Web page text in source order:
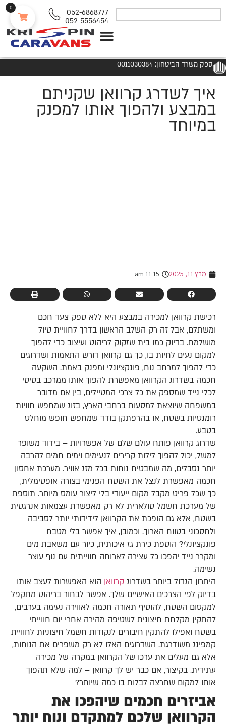
052-6868777
052-5556454
ספק משרד הביטחון: 0011030384
איך לשדרג קרוואן שקניתם
במבצע ולהפוך אותו למפנק
במיוחד
מרץ 11, 2025 11:15 am
רכישת קרוואן למכירה במבצע היא ללא ספק צעד חכם
ומשתלם, אבל זה רק השלב הראשון בדרך לחוויית טיול
מושלמת. בדיוק כמו בית שזקוק לריהוט ועיצוב כדי להפוך
למקום נעים לחיות בו, כך גם קרוואן דורש התאמות ושדרוגים
כדי להפוך למרחב נוח, פונקציונלי ומפנק באמת. השקעה
חכמה בשדרוג הקרוואן מאפשרת להפוך אותו ממרכב בסיסי
לכלי נייד שמספק את כל צרכי המטיילים, בין אם מדובר
במשפחה שיוצאת למסעות ברחבי הארץ, בזוג שמחפש חוויות
רומנטיות בשטח, או בהרפתקן בודד שמחפש חופש מוחלט
בטבע.
שדרוג קרוואן פותח עולם שלם של אפשרויות – בידוד משופר
למשל, יכול להפוך לילות קרירים לנעימים וימים חמים להרבה
יותר נסבלים, מה שמבטיח נוחות בכל מזג אוויר. מערכת אחסון
חכמה מאפשרת לנצל את השטח הפנימי בצורה אופטימלית,
כך שכל פריט מקבל מקום ייעודי בלי ליצור עומס מיותר. תוספת
של מערכת חשמל סולארית לא רק מאפשרת עצמאות אנרגטית
בשטח, אלא גם הופכת את הקרוואן לידידותי יותר לסביבה
ולחסכוני בטווח הארוך. וכמובן, איך אפשר בלי מטבח
פונקציונלי? הוספת כירת גז איכותית, כיור עם משאבת מים
ומקרר נייד יהפכו כל עצירה לארוחה חווייתית עם נוף עוצר
נשימה.
היתרון הגדול ביותר בשדרוג קרוואן הוא האפשרות לעצב אותו
בדיוק לפי הצרכים האישיים שלך. אפשר לבחור בריהוט מתקפל
למקסום השטח, להוסיף תאורה חכמה לאווירה נעימה בערבים,
להתקין מקלחת חיצונית לשטיפה מהירה אחרי יום חווייתי
בשטח ואפילו להתקין חיבורים לנקודות חשמל חיצוניות לחוויית
קמפינג משודרגת. השדרוגים האלו לא רק משפרים את הנוחות,
אלא גם מעלים את ערכו של הקרוואן במקרה של מכירה
עתידית. בקיצור, אם כבר יש לך קרוואן – למה שלא תהפוך
אותו למקום שתרצה לבלות בו כמה שיותר?
אביזרים חכמים שיהפכו את
הקרוואן שלכם למתקדם ונוח יותר
0